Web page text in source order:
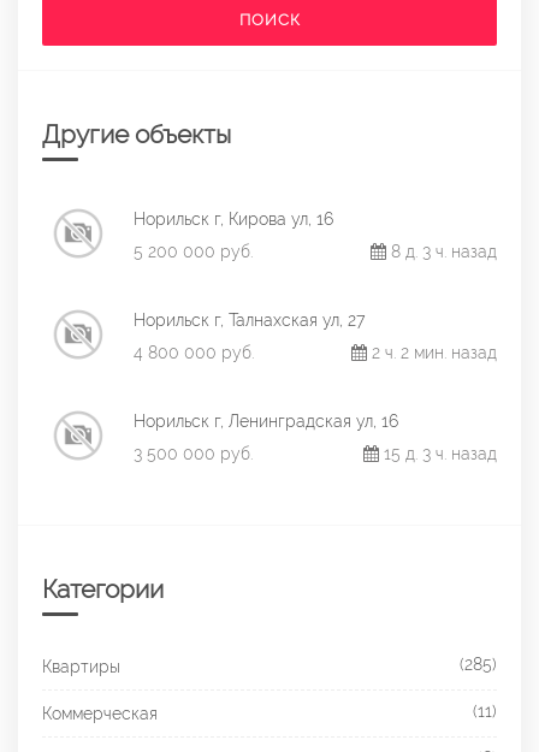
ПОИСК
Другие объекты
Норильск г, Кирова ул, 16
5 200 000 руб.
8 д. 3 ч. назад
Норильск г, Талнахская ул, 27
4 800 000 руб.
2 ч. 2 мин. назад
Норильск г, Ленинградская ул, 16
3 500 000 руб.
15 д. 3 ч. назад
Категории
Квартиры (285)
Коммерческая (11)